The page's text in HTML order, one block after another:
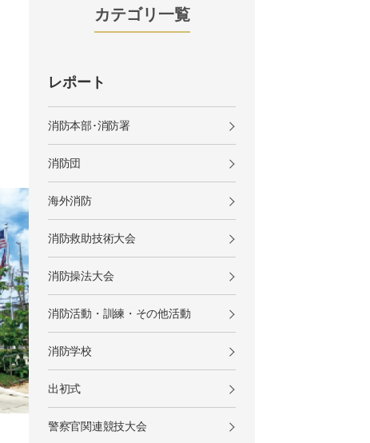
カテゴリ一覧
レポート
消防本部･消防署
消防団
海外消防
消防救助技術大会
消防操法大会
消防活動・訓練・その他活動
消防学校
出初式
警察官関連競技大会